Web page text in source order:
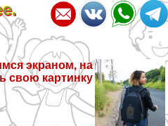
экраном, на
свою картинку